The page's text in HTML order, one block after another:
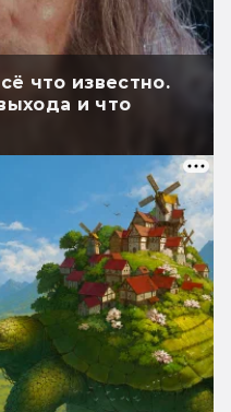
что известно.
и что